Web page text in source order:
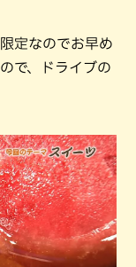
定なのでお早め
で、ドライブの